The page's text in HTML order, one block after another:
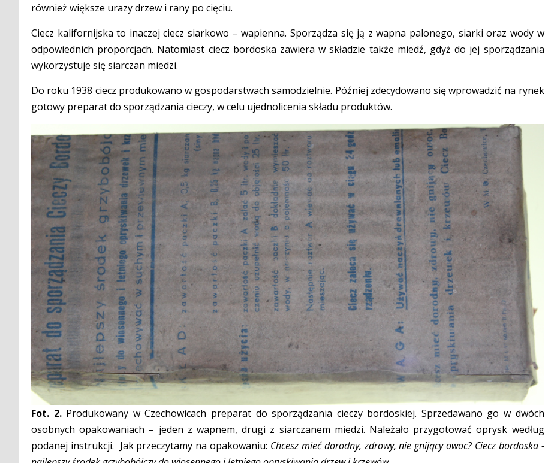
również większe urazy drzew i rany po cięciu.
Ciecz kalifornijska to inaczej ciecz siarkowo – wapienna. Sporządza się ją z wapna palonego, siarki oraz wody w
odpowiednich proporcjach. Natomiast ciecz bordoska zawiera w składzie także miedź, gdyż do jej sporządzania
wykorzystuje się siarczan miedzi.
Do roku 1938 ciecz produkowano w gospodarstwach samodzielnie. Później zdecydowano się wprowadzić na rynek
gotowy preparat do sporządzania cieczy, w celu ujednolicenia składu produktów.
Fot. 2.Produkowany w Czechowicach preparat do sporządzania cieczy bordoskiej. Sprzedawano go w dwóch
osobnych opakowaniach – jeden z wapnem, drugi z siarczanem miedzi. Należało przygotować oprysk według
podanej instrukcji. Jak przeczytamy na opakowaniu: Chcesz mieć dorodny, zdrowy, nie gnijący owoc? Ciecz bordoska -